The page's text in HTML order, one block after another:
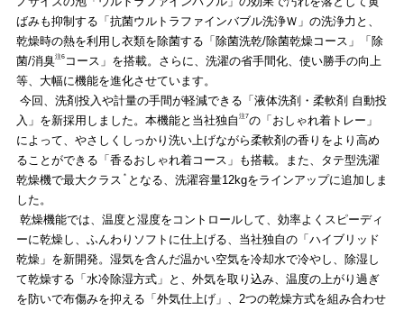
ばみも抑制する「抗菌ウルトラファインバブル洗浄Ｗ」の洗浄力と、
乾燥時の熱を利用し衣類を除菌する「除菌洗乾/除菌乾燥コース」「除
菌/消臭注6 コース」を搭載。さらに、洗濯の省手間化、使い勝手の向上
等、大幅に機能を進化させています。
今回、洗剤投入や計量の手間が軽減できる「液体洗剤・柔軟剤 自動投
入」を新採用しました。本機能と当社独自 注7の「おしゃれ着トレー」
によって、やさしくしっかり洗い上げながら柔軟剤の香りをより高め
ることができる「香るおしゃれ着コース」も搭載。また、タテ型洗濯
乾燥機で最大クラス ＊ となる、洗濯容量12kgをラインアップに追加しま
した。
乾燥機能では、温度と湿度をコントロールして、効率よくスピーディ
ーに乾燥し、ふんわりソフトに仕上げる、当社独自の「ハイブリッド
乾燥」を新開発。湿気を含んだ温かい空気を冷却水で冷やし、除湿し
て乾燥する「水冷除湿方式」と、外気を取り込み、温度の上がり過ぎ
を防いで布傷みを抑える「外気仕上げ」、2つの乾燥方式を組み合わせ